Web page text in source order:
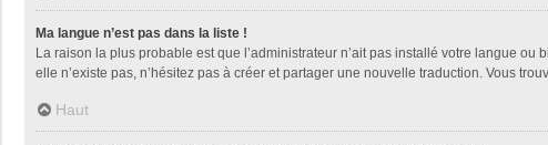
Ma langue n’est pas dans la liste !
La raison la plus probable est que l’administrateur n’ait pas installé votre langue
elle n’existe pas, n’hésitez pas à créer et partager une nouvelle traduction. Vous
Haut